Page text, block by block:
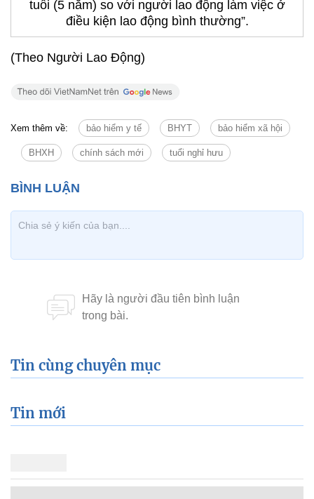
Xem thêm về: bảo hiểm y tế BHYT bảo hiểm xã hội
Tin cùng chuyên mục
Tin mới